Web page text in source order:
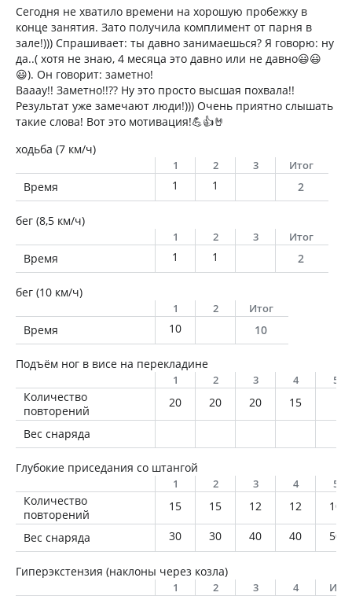
Сегодня не хватило времени на хорошую пробежку в
конце занятия. Зато получила комплимент от парня в
зале!))) Спрашивает: ты давно занимаешься? Я говорю: ну
да..( хотя не знаю, 4 месяца это давно или не давно😃😃
😃). Он говорит: заметно!
Вааау!! Заметно!!?? Ну это просто высшая похвала!!
Результат уже замечают люди!))) Очень приятно слышать
такие слова! Вот это мотивация!💪👍🤘
ходьба (7 км/ч)
1 2 3 Итог
Время 1 1 2
бег (8,5 км/ч)
1 2 3 Итог
Время 1 1 2
бег (10 км/ч)
1 2 Итог
Время 10 10
Подъём ног в висе на перекладине
1 2 3 4 5
Количество
повторений
20 20 20 15
Вес снаряда
Глубокие приседания со штангой
1 2 3 4 5
Количество
повторений
15 15 12 12 10
Вес снаряда 30 30 40 40 50
Гиперэкстензия (наклоны через козла)
1 2 3 4